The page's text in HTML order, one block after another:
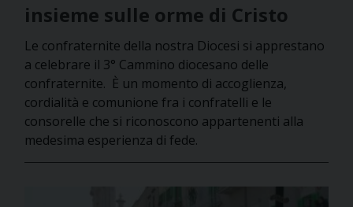
insieme sulle orme di Cristo
Le confraternite della nostra Diocesi si apprestano
a celebrare il 3° Cammino diocesano delle
confraternite. È un momento di accoglienza,
cordialità e comunione fra i confratelli e le
consorelle che si riconoscono appartenenti alla
medesima esperienza di fede.